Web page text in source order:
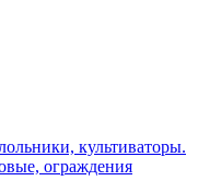
культиваторы.
ограждения